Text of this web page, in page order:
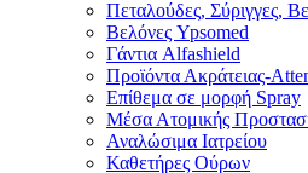
Πεταλούδες, Σύριγγες,
Βελόνες Ypsomed
Γάντια Alfashield
Προϊόντα Ακράτειας-
Επίθεμα σε μορφή Spray
Μέσα Ατομικής
Αναλώσιμα Ιατρείου
Καθετήρες Ούρων